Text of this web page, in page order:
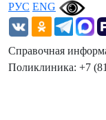
РУС ENG
Справочная
Поликлиника: +7